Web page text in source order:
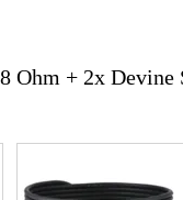
Ohm + 2x Devine